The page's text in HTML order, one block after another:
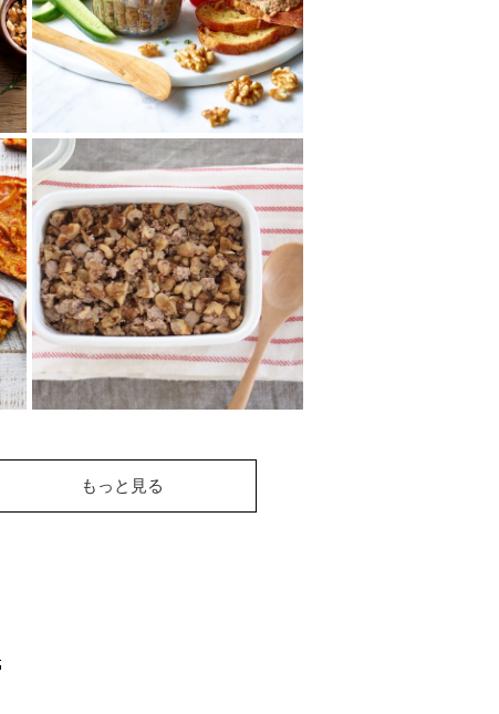
レンズ豆とマッシュル
ームのくるみパテ
くるみ、レンズ豆、マッシュル
ームにハーブをミックスしたビ
ーガンパテ。くるみが入ってい
るので、身体に良...
くるミートそぼろ
もっと見る